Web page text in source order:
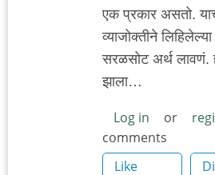
एक प्रकार असतो.
व्याजोक्तीने
सरळसोट अर्थ लावणं.
झाला…
Log in or
comments
Like